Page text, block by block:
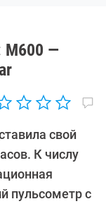
M600 —
свой
К числу
пульсометр с